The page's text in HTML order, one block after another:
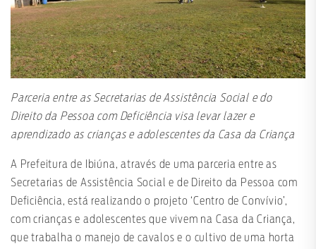
Parceria entre as Secretarias de Assistência Social e do
Direito da Pessoa com Deficiência visa levar lazer e
aprendizado as crianças e adolescentes da Casa da Criança
A Prefeitura de Ibiúna, através de uma parceria entre as
Secretarias de Assistência Social e de Direito da Pessoa com
Deficiência, está realizando o projeto ‘Centro de Convívio’,
com crianças e adolescentes que vivem na Casa da Criança,
que trabalha o manejo de cavalos e o cultivo de uma horta